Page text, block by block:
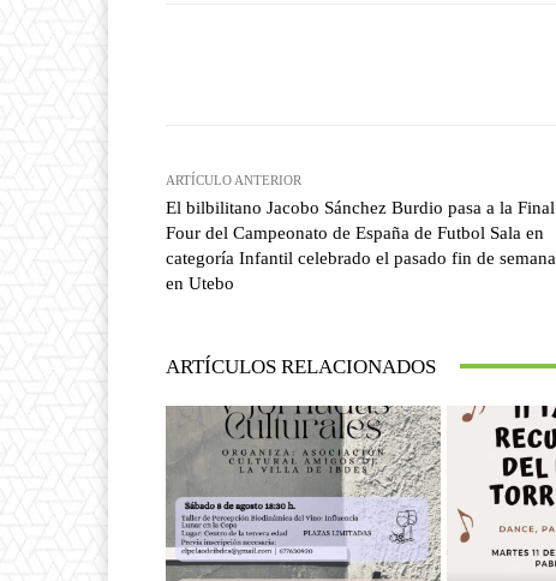
ARTÍCULO ANTERIOR
El bilbilitano Jacobo Sánchez Burdio pasa a la Final
Four del Campeonato de España de Futbol Sala en
categoría Infantil celebrado el pasado fin de semana
en Utebo
ARTÍCULOS RELACIONADOS